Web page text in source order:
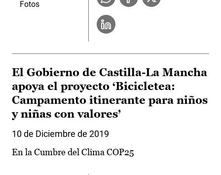
Fotos
El Gobierno de Castilla-La Mancha
apoya el proyecto ‘Bicicletea:
Campamento itinerante para niños
y niñas con valores’
10 de Diciembre de 2019
En la Cumbre del Clima COP25